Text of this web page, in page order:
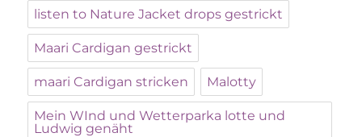
listen to Nature Jacket drops gestrickt
Maari Cardigan gestrickt
maari Cardigan stricken Malotty
Mein WInd und Wetterparka lotte und
Ludwig genäht